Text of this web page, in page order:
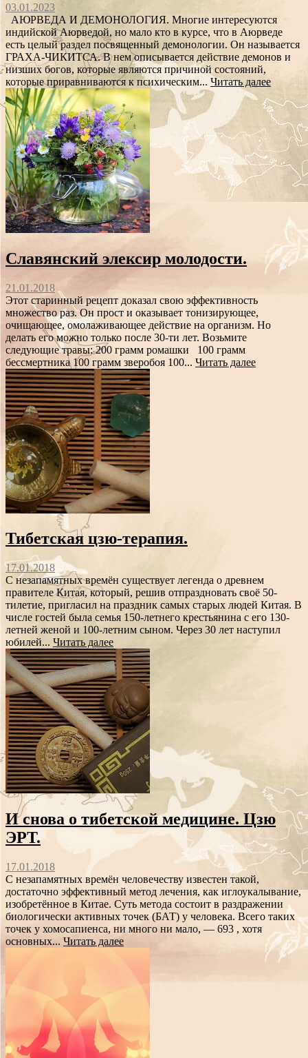
03.01.2023
АЮРВЕДА И ДЕМОНОЛОГИЯ. Многие интересуются
индийской Аюрведой, но мало кто в курсе, что в Аюрведе
есть целый раздел посвященный демонологии. Он называется
ГРАХА-ЧИКИТСА. В нем описывается действие демонов и
низших богов, которые являются причиной состояний,
которые приравниваются к психическим... Читать далее
Славянский элексир молодости.
21.01.2018
Этот старинный рецепт доказал свою эффективность
множество раз. Он прост и оказывает тонизирующее,
очищающее, омолаживающее действие на организм. Но
делать его можно только после 30-ти лет. Возьмите
следующие травы: 200 грамм ромашки 100 грамм
бессмертника 100 грамм зверобоя 100... Читать далее
Тибетская цзю-терапия.
17.01.2018
С незапамятных времён существует легенда о древнем
правителе Китая, который, решив отпраздновать своё 50-
тилетие, пригласил на праздник самых старых людей Китая. В
числе гостей была семья 150-летнего крестьянина с его 130-
летней женой и 100-летним сыном. Через 30 лет наступил
юбилей... Читать далее
И снова о тибетской медицине. Цзю
ЭРТ.
17.01.2018
С незапамятных времён человечеству известен такой,
достаточно эффективный метод лечения, как иглоукалывание,
изобретённое в Китае. Суть метода состоит в раздражении
биологически активных точек (БАТ) у человека. Всего таких
точек у хомосапиенса, ни много ни мало, — 693 , хотя
основных... Читать далее